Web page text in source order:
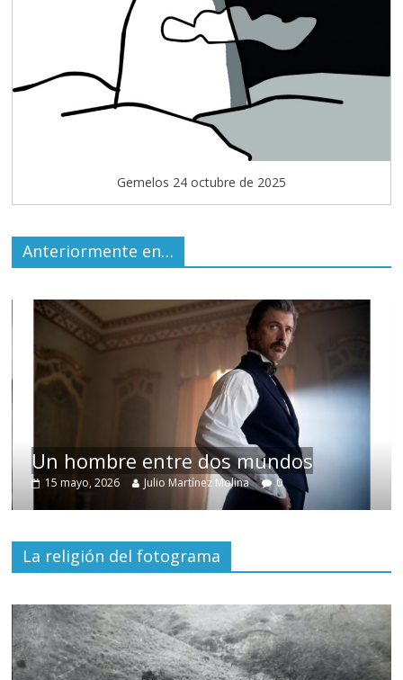
Gemelos 24 octubre de 2025
Anteriormente en…
Un hombre entre dos mundos
15 mayo, 2026 Julio Martínez Molina 0
La religión del fotograma